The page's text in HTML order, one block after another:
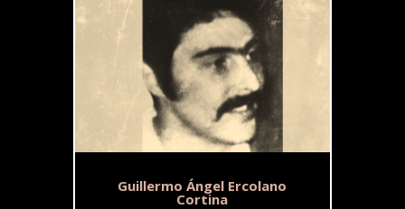
Guillermo Ángel Ercolano
Cortina